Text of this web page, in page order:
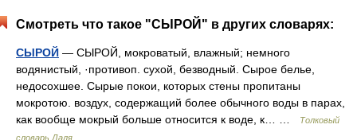
Смотреть что такое "СЫРОЙ" в других словарях:
СЫРОЙ — СЫРОЙ, мокроватый, влажный; немного
водянистый, ·противоп. сухой, безводный. Сырое белье,
недосохшее. Сырые покои, которых стены пропитаны
мокротою. воздух, содержащий более обычного воды в парах,
как вообще мокрый больше относится к воде, к… …
Толковый
словарь Даля